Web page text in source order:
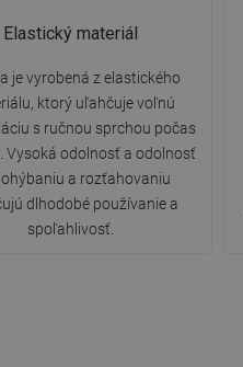
Elastický materiál
je vyrobená z elastického
ktorý uľahčuje voľnú
s ručnou sprchou počas
Vysoká odolnosť a odolnosť
a rozťahovaniu
dlhodobé používanie a
spoľahlivosť.